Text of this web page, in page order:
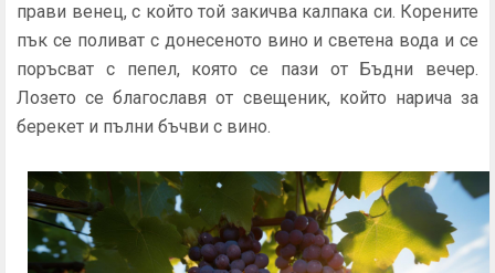
прави венец, с който той закичва калпака си. Корените
пък се поливат с донесеното вино и светена вода и се
поръсват с пепел, която се пази от Бъдни вечер.
Лозето се благославя от свещеник, който нарича за
берекет и пълни бъчви с вино.